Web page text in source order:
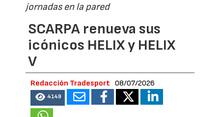
jornadas en la pared
SCARPA renueva sus
icónicos HELIX y HELIX
V
Redacción Tradesport 08/07/2026
4149